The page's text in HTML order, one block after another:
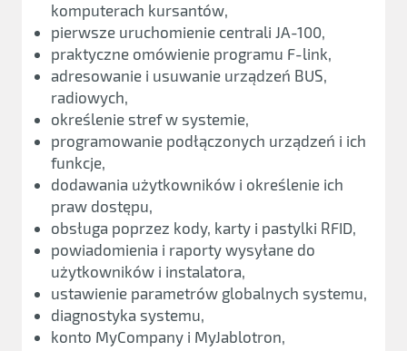
komputerach kursantów,
pierwsze uruchomienie centrali JA-100,
praktyczne omówienie programu F-link,
adresowanie i usuwanie urządzeń BUS,
radiowych,
określenie stref w systemie,
programowanie podłączonych urządzeń i ich
funkcje,
dodawania użytkowników i określenie ich
praw dostępu,
obsługa poprzez kody, karty i pastylki RFID,
powiadomienia i raporty wysyłane do
użytkowników i instalatora,
ustawienie parametrów globalnych systemu,
diagnostyka systemu,
konto MyCompany i MyJablotron,